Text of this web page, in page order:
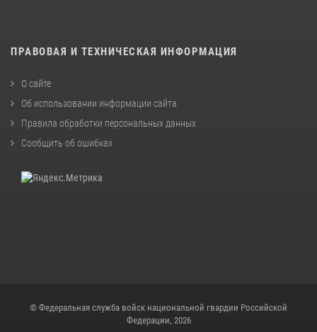
ПРАВОВАЯ И ТЕХНИЧЕСКАЯ ИНФОРМАЦИЯ
О сайте
Об использовании информации сайта
Правила обработки персональных данных
Сообщить об ошибках
© Федеральная служба войск национальной гвардии Российской
Федерации, 2026